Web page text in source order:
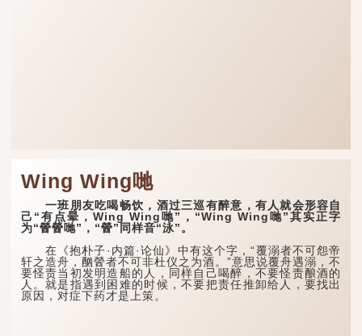
Wing Wing哋
一班朋友吃喝畅饮，酒过三巡有醉意，有人就会形容自
己“有点晕，Wing Wing哋”，“Wing Wing哋”其实正字
为“醟醟哋”，“醟”同样音“泳”。
在《抱朴子·内篇·论仙》中有这个字，“覆溺者不可怨帝
轩之造舟，酗醟者不可非杜仪之为酒。”意思说覆舟遇溺，不
要怪责当初发明造船的人，同样自己喝醉，不要怪责酿酒的
人。就是指遇到困难的时候，不要把责任推卸给人，要找出
原因，对症下药才是上策。